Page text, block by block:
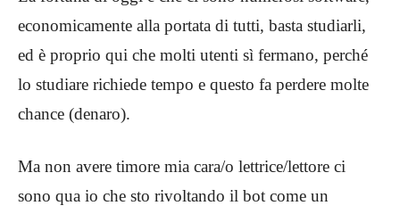
economicamente alla portata di tutti, basta studiarli,
ed è proprio qui che molti utenti sì fermano, perché
lo studiare richiede tempo e questo fa perdere molte
chance (denaro).
Ma non avere timore mia cara/o lettrice/lettore ci
sono qua io che sto rivoltando il bot come un